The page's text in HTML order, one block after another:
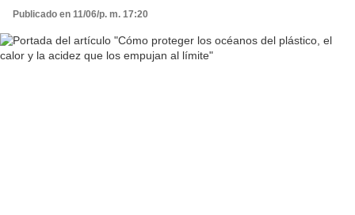
Publicado en 11/06/p. m. 17:20